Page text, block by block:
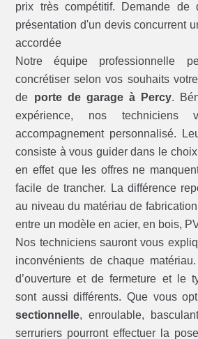
prix très compétitif. Demande de
présentation d'un devis concurrent
accordée
Notre équipe professionnelle
concrétiser selon vos souhaits
de porte de garage à Percy.
expérience, nos techniciens
accompagnement personnalisé.
consiste à vous guider dans le
en effet que les offres ne
facile de trancher. La différence
au niveau du matériau de
entre un modèle en acier, en bois,
Nos techniciens sauront vous
inconvénients de chaque
d’ouverture et de fermeture et le
sont aussi différents. Que vous
sectionnelle, enroulable,
serruriers pourront effectuer la